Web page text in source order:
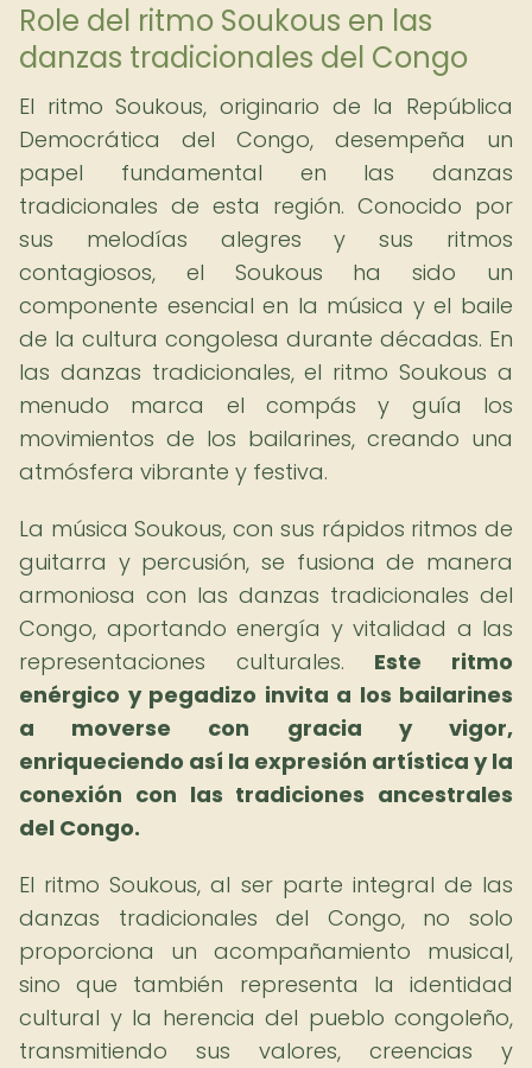
Role del ritmo Soukous en las
danzas tradicionales del Congo
El ritmo Soukous, originario de la República
Democrática del Congo, desempeña un
papel fundamental en las danzas
tradicionales de esta región. Conocido por
sus melodías alegres y sus ritmos
contagiosos, el Soukous ha sido un
componente esencial en la música y el baile
de la cultura congolesa durante décadas. En
las danzas tradicionales, el ritmo Soukous a
menudo marca el compás y guía los
movimientos de los bailarines, creando una
atmósfera vibrante y festiva.
La música Soukous, con sus rápidos ritmos de
guitarra y percusión, se fusiona de manera
armoniosa con las danzas tradicionales del
Congo, aportando energía y vitalidad a las
representaciones culturales. Este ritmo
enérgico y pegadizo invita a los bailarines
a moverse con gracia y vigor,
enriqueciendo así la expresión artística y la
conexión con las tradiciones ancestrales
del Congo.
El ritmo Soukous, al ser parte integral de las
danzas tradicionales del Congo, no solo
proporciona un acompañamiento musical,
sino que también representa la identidad
cultural y la herencia del pueblo congoleño,
transmitiendo sus valores, creencias y